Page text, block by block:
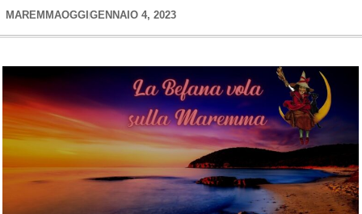
MAREMMAOGGI GENNAIO 4, 2023